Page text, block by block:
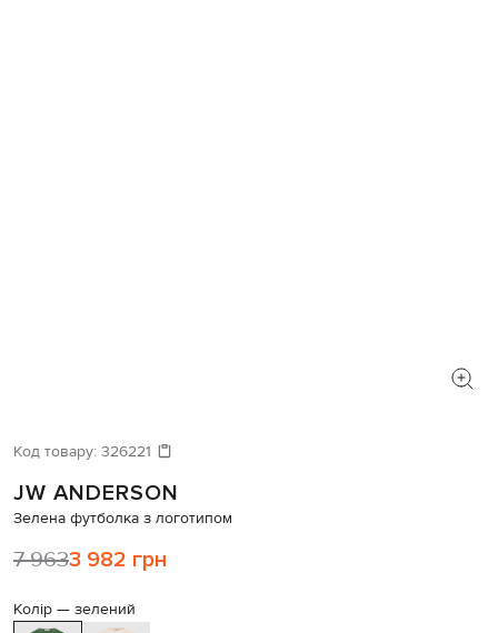
Код товару: 326221
JW ANDERSON
Зелена футболка з логотипом
7 9633 982 грн
Колір — зелений